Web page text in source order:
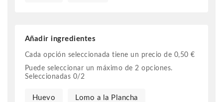
Añadir ingredientes
Cada opción seleccionada tiene un precio de 0,50€
Puede seleccionar un máximo de 2 opciones.
Seleccionadas 0/2
Huevo Lomo a la Plancha